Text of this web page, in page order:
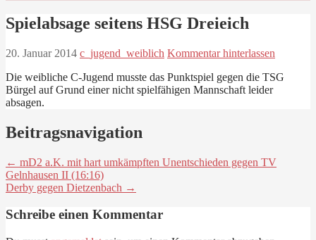
Spielabsage seitens HSG Dreieich
20. Januar 2014 c_jugend_weiblich Kommentar hinterlassen
Die weibliche C-Jugend musste das Punktspiel gegen die TSG
Bürgel auf Grund einer nicht spielfähigen Mannschaft leider
absagen.
Beitragsnavigation
← mD2 a.K. mit hart umkämpften Unentschieden gegen TV
Gelnhausen II (16:16)
Derby gegen Dietzenbach →
Schreibe einen Kommentar